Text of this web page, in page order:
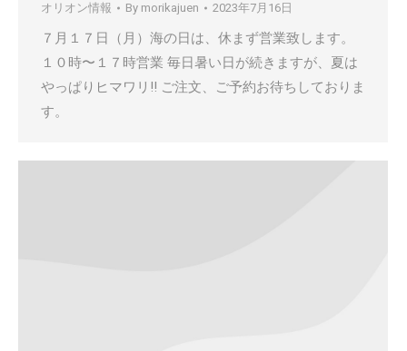
オリオン情報 By morikajuen 2023年7月16日
７月１７日（月）海の日は、休まず営業致します。
１０時〜１７時営業 毎日暑い日が続きますが、夏は
やっぱりヒマワリ!! ご注文、ご予約お待ちしておりま
す。